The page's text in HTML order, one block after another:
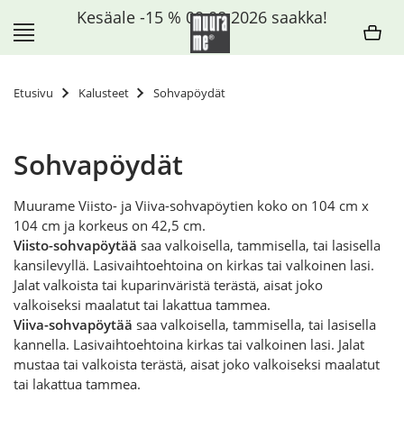
sisältöön
Etusivu Kalusteet Sohvapöydät
Sohvapöydät
Muurame Viisto- ja Viiva-sohvapöytien koko on 104 cm x
104 cm ja korkeus on 42,5 cm.
Viisto-sohvapöytää saa valkoisella, tammisella, tai lasisella
kansilevyllä. Lasivaihtoehtoina on kirkas tai valkoinen lasi.
Jalat valkoista tai kuparinväristä terästä, aisat joko
valkoiseksi maalatut tai lakattua tammea.
Viiva-sohvapöytää saa valkoisella, tammisella, tai lasisella
kannella. Lasivaihtoehtoina kirkas tai valkoinen lasi. Jalat
mustaa tai valkoista terästä, aisat joko valkoiseksi maalatut
tai lakattua tammea.
Kesäale -15 % 09.08.2026 saakka!